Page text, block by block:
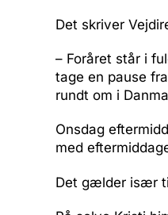
Det skriver
– Foråret står i
tage en pause
rundt om i
Onsdag
med
Det gælder især